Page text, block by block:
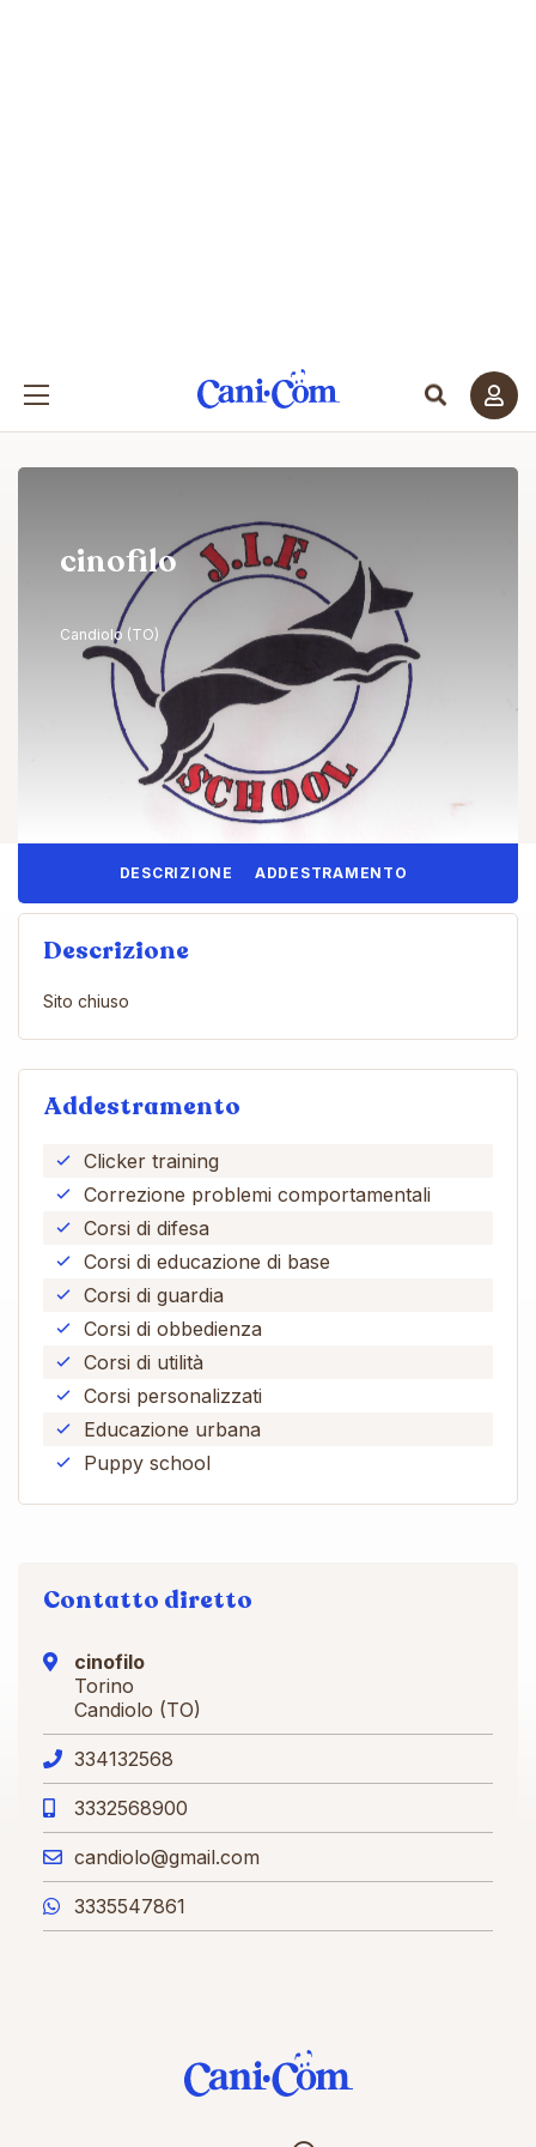
cinofilo
Candiolo (TO)
DESCRIZIONE ADDESTRAMENTO
Descrizione
Sito chiuso
Addestramento
Clicker training
Correzione problemi comportamentali
Corsi di difesa
Corsi di educazione di base
Corsi di guardia
Corsi di obbedienza
Corsi di utilità
Corsi personalizzati
Educazione urbana
Puppy school
Contatto diretto
cinofilo
Torino
Candiolo (TO)
334132568
3332568900
candiolo@gmail.com
3335547861